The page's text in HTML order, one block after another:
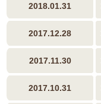
2018.01.31
2017.12.28
2017.11.30
2017.10.31